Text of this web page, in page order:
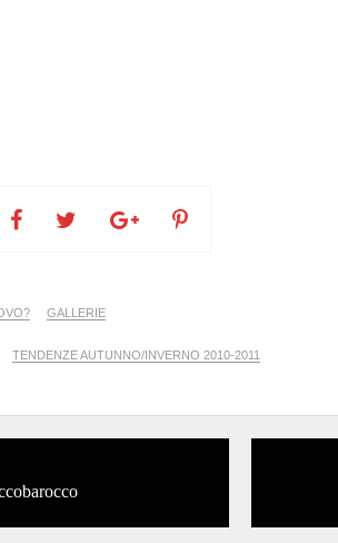
GALLERIE
TENDENZE AUTUNNO/INVERNO 2010-2011